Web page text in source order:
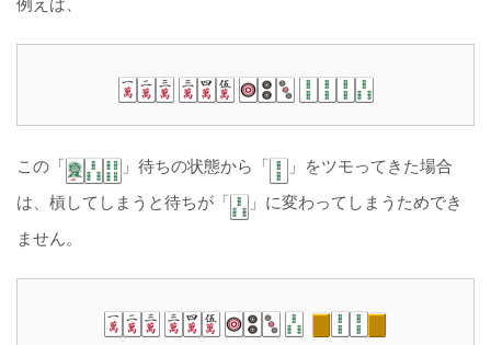
この「 」待ちの状態から「
」をツモってきた場合
は、槓してしまうと待ちが「
」に変わってしまうためでき
ません。